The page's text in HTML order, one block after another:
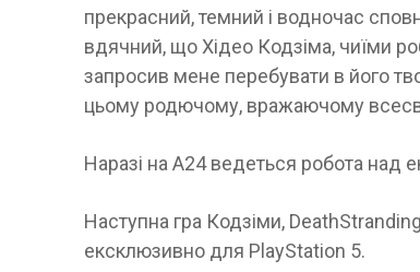
прекрасний, темний і водночас
вдячний, що Хідео Кодзіма, чиїми
запросив мене перебувати в його
цьому родючому, вражаючому
Наразі на A24 ведеться робота над
Наступна гра Кодзіми,
ексклюзивно для PlayStation 5.